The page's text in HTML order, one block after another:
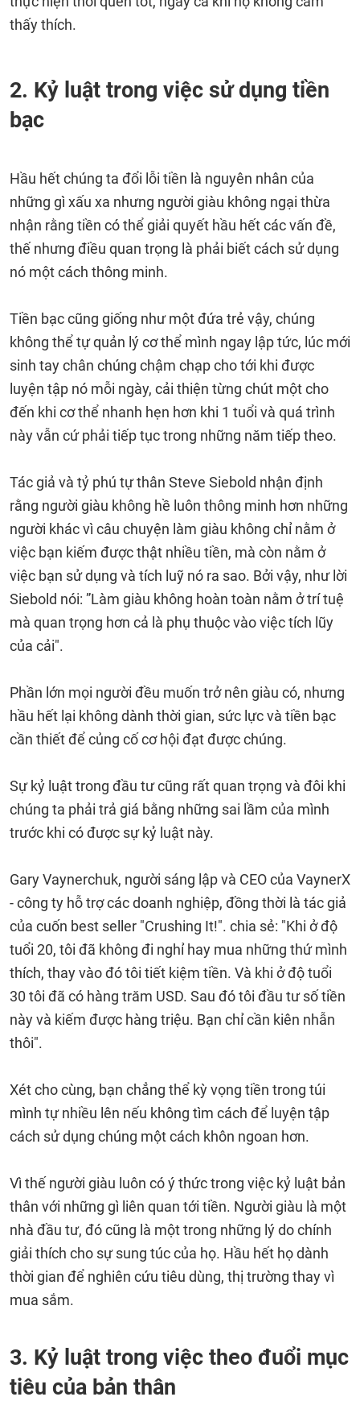
thấy thích.
2. Kỷ luật trong việc sử dụng tiền
bạc
Hầu hết chúng ta đổi lỗi tiền là nguyên nhân của
những gì xấu xa nhưng người giàu không ngại thừa
nhận rằng tiền có thể giải quyết hầu hết các vấn đề,
thế nhưng điều quan trọng là phải biết cách sử dụng
nó một cách thông minh.
Tiền bạc cũng giống như một đứa trẻ vậy, chúng
không thể tự quản lý cơ thể mình ngay lập tức, lúc mới
sinh tay chân chúng chậm chạp cho tới khi được
luyện tập nó mỗi ngày, cải thiện từng chút một cho
đến khi cơ thể nhanh hẹn hơn khi 1 tuổi và quá trình
này vẫn cứ phải tiếp tục trong những năm tiếp theo.
Tác giả và tỷ phú tự thân Steve Siebold nhận định
rằng người giàu không hề luôn thông minh hơn những
người khác vì câu chuyện làm giàu không chỉ nằm ở
việc bạn kiếm được thật nhiều tiền, mà còn nằm ở
việc bạn sử dụng và tích luỹ nó ra sao. Bởi vậy, như lời
Siebold nói: ”Làm giàu không hoàn toàn nằm ở trí tuệ
mà quan trọng hơn cả là phụ thuộc vào việc tích lũy
của cải".
Phần lớn mọi người đều muốn trở nên giàu có, nhưng
hầu hết lại không dành thời gian, sức lực và tiền bạc
cần thiết để củng cố cơ hội đạt được chúng.
Sự kỷ luật trong đầu tư cũng rất quan trọng và đôi khi
chúng ta phải trả giá bằng những sai lầm của mình
trước khi có được sự kỷ luật này.
Gary Vaynerchuk, người sáng lập và CEO của VaynerX
- công ty hỗ trợ các doanh nghiệp, đồng thời là tác giả
của cuốn best seller "Crushing It!". chia sẻ: "Khi ở độ
tuổi 20, tôi đã không đi nghỉ hay mua những thứ mình
thích, thay vào đó tôi tiết kiệm tiền. Và khi ở độ tuổi
30 tôi đã có hàng trăm USD. Sau đó tôi đầu tư số tiền
này và kiếm được hàng triệu. Bạn chỉ cần kiên nhẫn
thôi".
Xét cho cùng, bạn chẳng thể kỳ vọng tiền trong túi
mình tự nhiều lên nếu không tìm cách để luyện tập
cách sử dụng chúng một cách khôn ngoan hơn.
Vì thế người giàu luôn có ý thức trong việc kỷ luật bản
thân với những gì liên quan tới tiền. Người giàu là một
nhà đầu tư, đó cũng là một trong những lý do chính
giải thích cho sự sung túc của họ. Hầu hết họ dành
thời gian để nghiên cứu tiêu dùng, thị trường thay vì
mua sắm.
3. Kỷ luật trong việc theo đuổi mục
tiêu của bản thân